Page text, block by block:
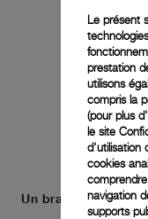
Un bracelet
Le présent
prestation
utilisons
compris la
(pour plus
le site
d'utilisation
cookies
navigation
supports